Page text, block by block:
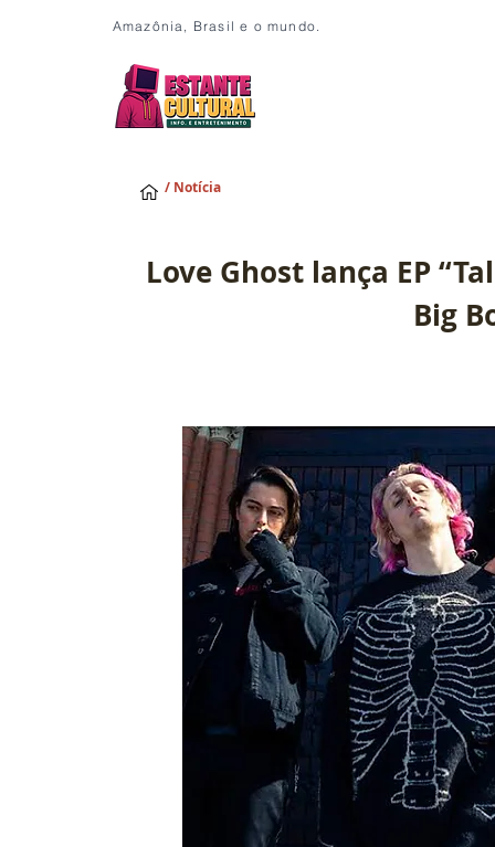
Amazônia, Brasil e o mundo.
/ Notícia
Love Ghost lança EP
Big